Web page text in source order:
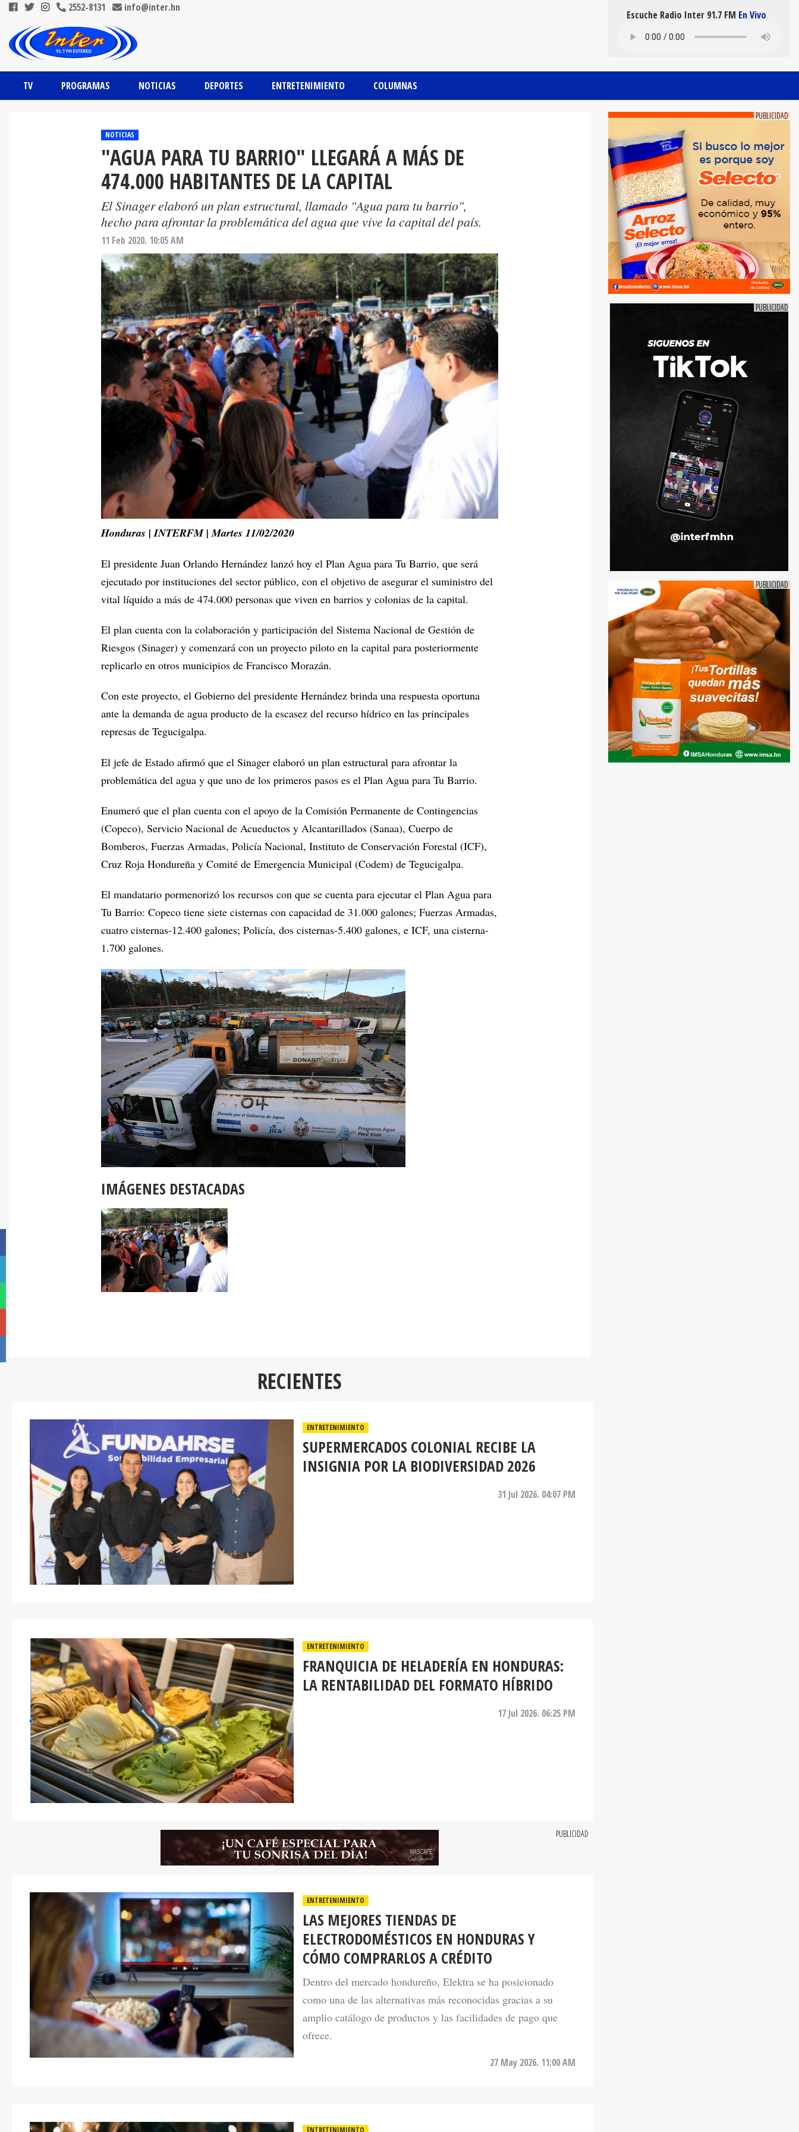
2552-8131 info@inter.hn
TV PROGRAMAS NOTICIAS DEPORTES ENTRETENIMIENTO COLUMNAS
Escuche Radio Inter 91.7 FM En Vivo
NOTICIAS
"AGUA PARA TU BARRIO" LLEGARÁ A MÁS DE
474.000 HABITANTES DE LA CAPITAL
El Sinager elaboró un plan estructural, llamado "Agua para tu barrio",
hecho para afrontar la problemática del agua que vive la capital del país.
11 Feb 2020. 10:05 AM
Honduras | INTERFM | Martes 11/02/2020
El presidente Juan Orlando Hernández lanzó hoy el Plan Agua para Tu Barrio, que será
ejecutado por instituciones del sector público, con el objetivo de asegurar el suministro del
vital líquido a más de 474.000 personas que viven en barrios y colonias de la capital.
El plan cuenta con la colaboración y participación del Sistema Nacional de Gestión de
Riesgos (Sinager) y comenzará con un proyecto piloto en la capital para posteriormente
replicarlo en otros municipios de Francisco Morazán.
Con este proyecto, el Gobierno del presidente Hernández brinda una respuesta oportuna
ante la demanda de agua producto de la escasez del recurso hídrico en las principales
represas de Tegucigalpa.
El jefe de Estado afirmó que el Sinager elaboró un plan estructural para afrontar la
problemática del agua y que uno de los primeros pasos es el Plan Agua para Tu Barrio.
Enumeró que el plan cuenta con el apoyo de la Comisión Permanente de Contingencias
(Copeco), Servicio Nacional de Acueductos y Alcantarillados (Sanaa), Cuerpo de
Bomberos, Fuerzas Armadas, Policía Nacional, Instituto de Conservación Forestal (ICF),
Cruz Roja Hondureña y Comité de Emergencia Municipal (Codem) de Tegucigalpa.
El mandatario pormenorizó los recursos con que se cuenta para ejecutar el Plan Agua para
Tu Barrio: Copeco tiene siete cisternas con capacidad de 31.000 galones; Fuerzas Armadas,
cuatro cisternas-12.400 galones; Policía, dos cisternas-5.400 galones, e ICF, una cisterna-
1.700 galones.
IMÁGENES DESTACADAS
RECIENTES
ENTRETENIMIENTO
SUPERMERCADOS COLONIAL RECIBE LA
INSIGNIA POR LA BIODIVERSIDAD 2026
31 Jul 2026. 04:07 PM
ENTRETENIMIENTO
FRANQUICIA DE HELADERÍA EN HONDURAS:
LA RENTABILIDAD DEL FORMATO HÍBRIDO
17 Jul 2026. 06:25 PM
ENTRETENIMIENTO
LAS MEJORES TIENDAS DE
ELECTRODOMÉSTICOS EN HONDURAS Y
CÓMO COMPRARLOS A CRÉDITO
Dentro del mercado hondureño, Elektra se ha posicionado
como una de las alternativas más reconocidas gracias a su
amplio catálogo de productos y las facilidades de pago que
ofrece.
27 May 2026. 11:00 AM